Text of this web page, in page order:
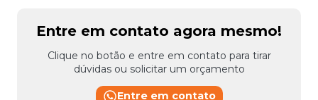
Entre em contato agora mesmo!
Clique no botão e entre em contato para tirar
dúvidas ou solicitar um orçamento
Entre em contato